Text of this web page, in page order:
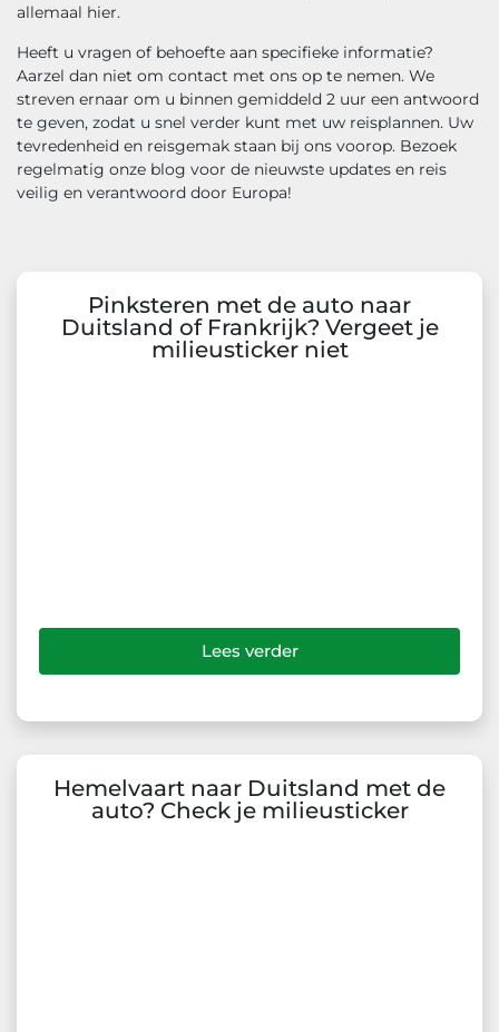
allemaal hier.
Heeft u vragen of behoefte aan specifieke informatie?
Aarzel dan niet om contact met ons op te nemen. We
streven ernaar om u binnen gemiddeld 2 uur een antwoord
te geven, zodat u snel verder kunt met uw reisplannen. Uw
tevredenheid en reisgemak staan bij ons voorop. Bezoek
regelmatig onze blog voor de nieuwste updates en reis
veilig en verantwoord door Europa!
Pinksteren met de auto naar
Duitsland of Frankrijk? Vergeet je
milieusticker niet
Lees verder
Hemelvaart naar Duitsland met de
auto? Check je milieusticker